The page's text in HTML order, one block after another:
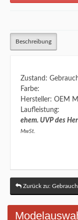
Beschreibung
Zustand:
Farbe:
Hersteller: OEM
Laufleistung:
ehem. UVP des
MwSt.
Zurück zu: